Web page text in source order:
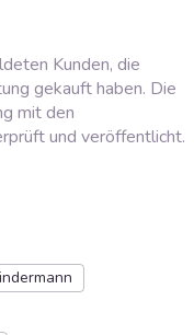
Kunden, die
gekauft haben. Die
mit den
und veröffentlicht.